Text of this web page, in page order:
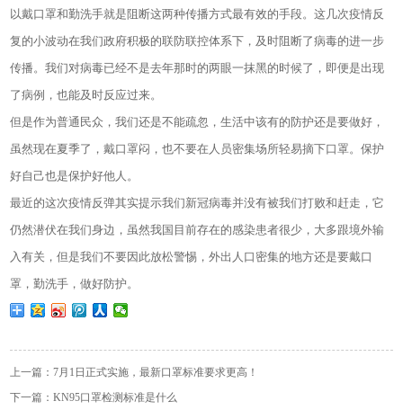
以戴口罩和勤洗手就是阻断这两种传播方式最有效的手段。这几次疫情反
复的小波动在我们政府积极的联防联控体系下，及时阻断了病毒的进一步
传播。我们对病毒已经不是去年那时的两眼一抹黑的时候了，即便是出现
了病例，也能及时反应过来。
但是作为普通民众，我们还是不能疏忽，生活中该有的防护还是要做好，
虽然现在夏季了，戴口罩闷，也不要在人员密集场所轻易摘下口罩。保护
好自己也是保护好他人。
最近的这次疫情反弹其实提示我们新冠病毒并没有被我们打败和赶走，它
仍然潜伏在我们身边，虽然我国目前存在的感染患者很少，大多跟境外输
入有关，但是我们不要因此放松警惕，外出人口密集的地方还是要戴口
罩，勤洗手，做好防护。
上一篇：7月1日正式实施，最新口罩标准要求更高！
下一篇：KN95口罩检测标准是什么